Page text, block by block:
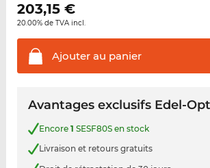
203,15€
20.00% de TVA incl.
Ajouter au panier
Avantages exclusifs Edel-
Encore 1 SESF80S en stock
Livraison et retours gratuits